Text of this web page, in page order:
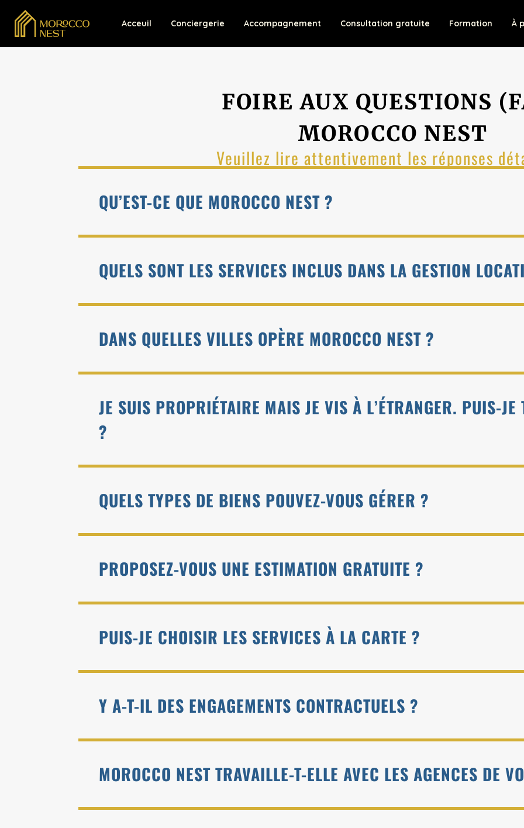
Acceuil Conciergerie Accompagnement Consultation gratuite Formation À
FOIRE AUX QUESTIONS
MOROCCO NEST
Veuillez lire attentivement les réponses
QU’EST-CE QUE MOROCCO NEST ?
QUELS SONT LES SERVICES INCLUS DANS LA GESTION
DANS QUELLES VILLES OPÈRE MOROCCO NEST ?
JE SUIS PROPRIÉTAIRE MAIS JE VIS À L’ÉTRANGER. PUIS-JE
?
QUELS TYPES DE BIENS POUVEZ-VOUS GÉRER ?
PROPOSEZ-VOUS UNE ESTIMATION GRATUITE ?
PUIS-JE CHOISIR LES SERVICES À LA CARTE ?
Y A-T-IL DES ENGAGEMENTS CONTRACTUELS ?
MOROCCO NEST TRAVAILLE-T-ELLE AVEC LES AGENCES DE